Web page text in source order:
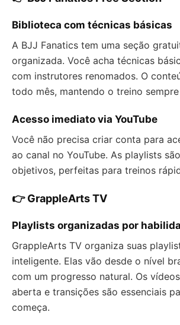
Biblioteca com técnicas básicas
A BJJ Fanatics tem uma seção
organizada. Você acha técnicas
com instrutores renomados. O
todo mês, mantendo o treino
Acesso imediato via YouTube
Você não precisa criar conta para
ao canal no YouTube. As playlists
objetivos, perfeitas para treinos
👉 GrappleArts TV
Playlists organizadas por
GrappleArts TV organiza suas
inteligente. Elas vão desde o nível
com um progresso natural. Os
aberta e transições são essenciais
começa.